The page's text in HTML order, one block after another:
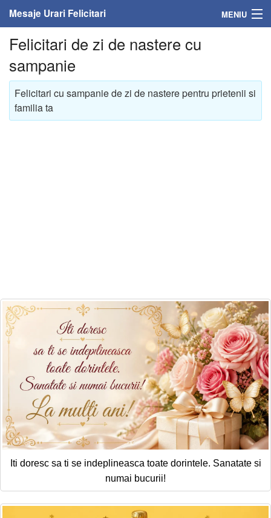
Mesaje Urari Felicitari MENIU
Home
Mesaje
Felicitari
Felicitari muzicale
Felicitari muzicale personalizate
Felicitari animate
Invitatii personalizate
Conecteaza-te
Felicitari de zi de nastere cu
sampanie
Felicitari cu sampanie de zi de nastere pentru prietenii si
familia ta
Iti doresc sa ti se indeplineasca toate dorintele. Sanatate si
numai bucurii!